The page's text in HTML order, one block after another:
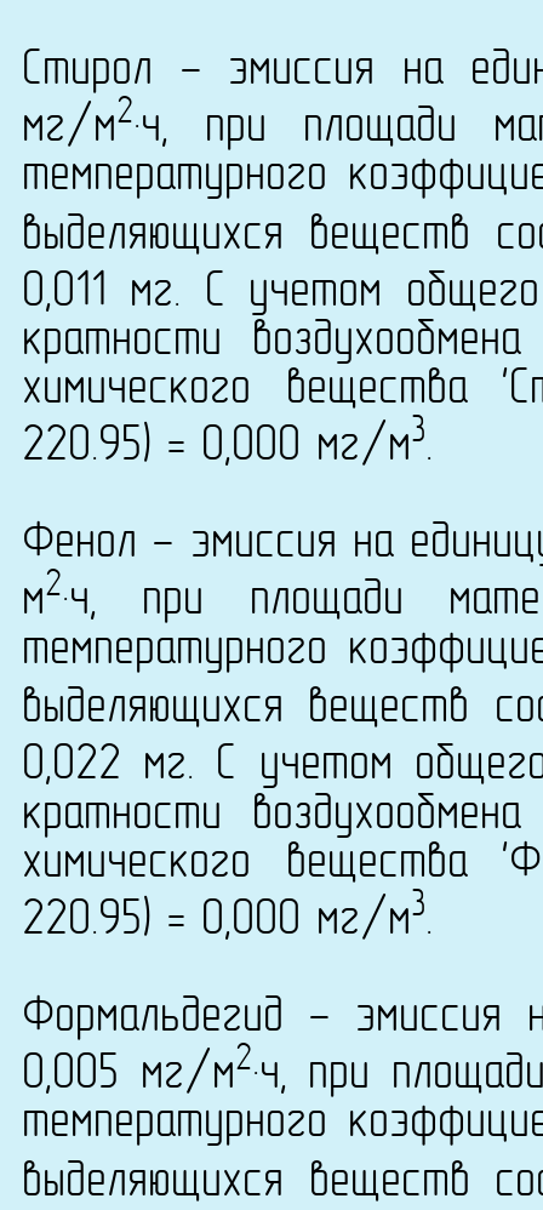
Стирол - эмиссия на
мг/м2·ч, при площади
температурного
выделяющихся веществ
0,011 мг. С учетом
кратности
химического
220.95) = 0,000 мг/м3.
Фенол - эмиссия на
м2·ч, при площади
температурного
выделяющихся веществ
0,022 мг. С учетом
кратности
химического
220.95) = 0,000 мг/м3.
Формальдегид - эмиссия
0,005 мг/м2·ч, при
температурного
выделяющихся веществ